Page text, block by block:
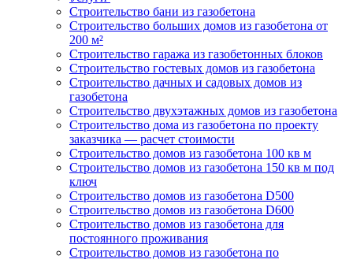
Строительство бани из газобетона
Строительство больших домов из газобетона от
200 м²
Строительство гаража из газобетонных блоков
Строительство гостевых домов из газобетона
Строительство дачных и садовых домов из
газобетона
Строительство двухэтажных домов из газобетона
Строительство дома из газобетона по проекту
заказчика — расчет стоимости
Строительство домов из газобетона 100 кв м
Строительство домов из газобетона 150 кв м под
ключ
Строительство домов из газобетона D500
Строительство домов из газобетона D600
Строительство домов из газобетона для
постоянного проживания
Строительство домов из газобетона по